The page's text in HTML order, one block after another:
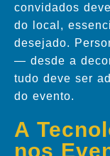
convidados
do local,
desejado.
— desde a
tudo deve ser
do evento.
A
nos